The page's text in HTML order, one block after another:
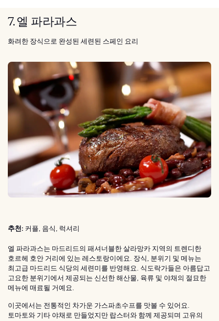
7. 엘 파라과스
화려한 장식으로 완성된 세련된 스페인 요리
추천: 커플, 음식, 럭셔리
엘 파라과스는 마드리드의 패셔너블한 살라망카 지역의 트렌디한
호르헤 호안 거리에 있는 레스토랑이에요. 장식, 분위기 및 메뉴는
최고급 마드리드 식당의 세련미를 반영해요. 식도락가들은 아름답고
고요한 분위기에서 제공되는 신선한 해산물, 육류 및 야채의 절묘한
메뉴에 매료될 거예요.
이곳에서는 전통적인 차가운 가스파초수프를 맛볼 수 있어요.
토마토와 기타 야채로 만들었지만 랍스터와 함께 제공되며 고유의